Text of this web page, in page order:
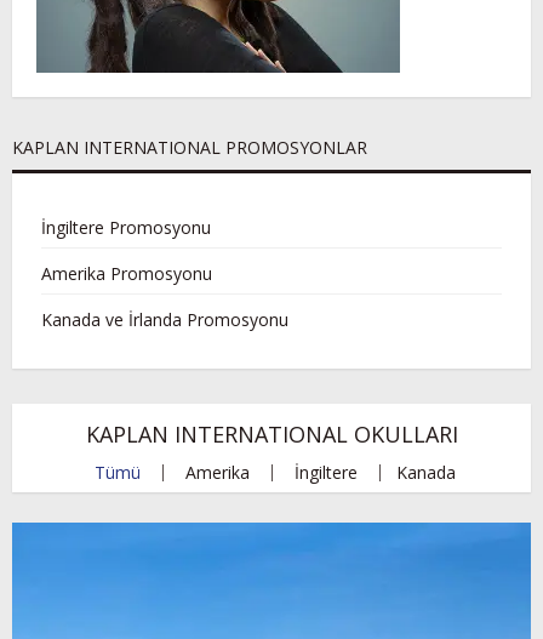
KAPLAN INTERNATIONAL PROMOSYONLAR
İngiltere Promosyonu
Amerika Promosyonu
Kanada ve İrlanda Promosyonu
KAPLAN INTERNATIONAL OKULLARI
Tümü Amerika İngiltere Kanada